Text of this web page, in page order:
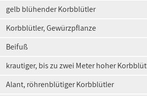
gelb blühender Korbblütler
Korbblütler, Gewürzpflanze
Beifuß
krautiger, bis zu zwei Meter hoher
Alant, röhrenblütiger Korbblütler